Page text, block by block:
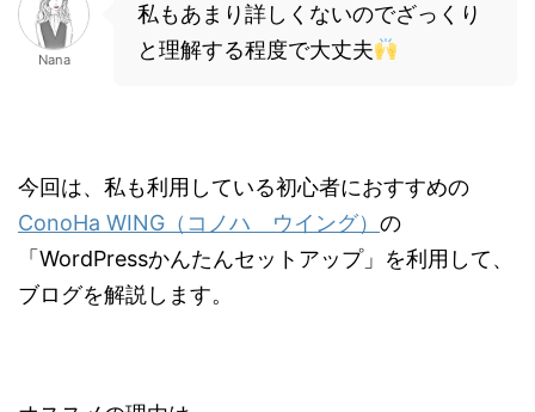
Nana
私もあまり詳しくないのでざっくり
と理解する程度で大丈夫
今回は、私も利用している初心者におすすめの
ConoHa WING（コノハ ウイング） の
「WordPressかんたんセットアップ」を利用して、
ブログを解説します。